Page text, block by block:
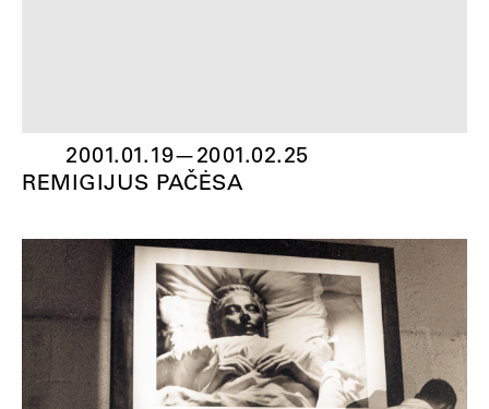
2001.01.19—2001.02.25
REMIGIJUS PAČĖSA